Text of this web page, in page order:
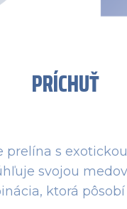
PRÍCHUŤ
prelína s
svojou
ktorá